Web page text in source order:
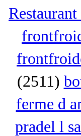
(2511)
ferme d
pradel l